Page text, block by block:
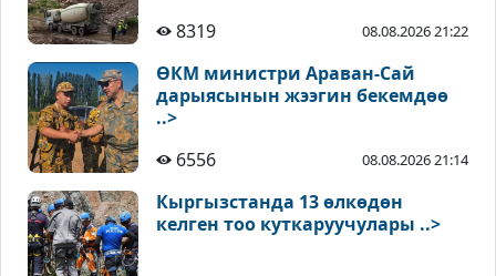
8319 08.08.2026 21:22
ӨКМ министри Араван-Сай
дарыясынын жээгин бекемдөө
..>
6556
08.08.2026 21:14
Кыргызстанда 13 өлкөдөн
келген тоо куткаруучулары ..>